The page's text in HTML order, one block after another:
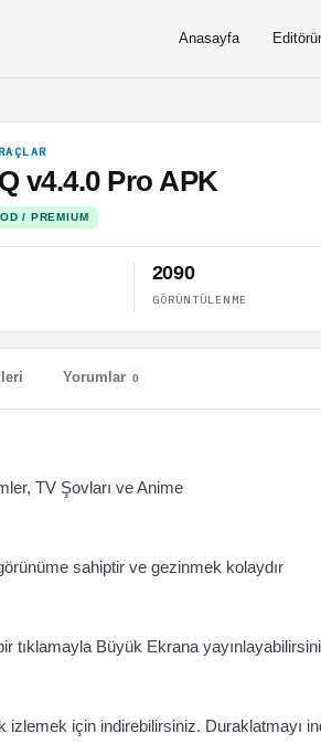
Anasayfa
v4.4.0 Pro APK
/ PREMIUM
2090
GÖRÜNTÜLENME
Yorumlar 0
TV Şovları ve Anime
sahiptir ve gezinmek kolaydır
tıklamayla Büyük Ekrana
izlemek için indirebilirsiniz. Duraklatmayı